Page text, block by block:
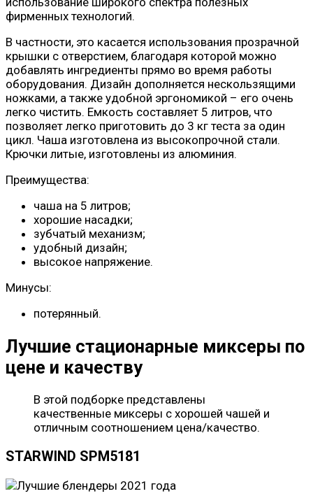
фирменных технологий.
В частности, это касается использования прозрачной
крышки с отверстием, благодаря которой можно
добавлять ингредиенты прямо во время работы
оборудования. Дизайн дополняется нескользящими
ножками, а также удобной эргономикой – его очень
легко чистить. Емкость составляет 5 литров, что
позволяет легко приготовить до 3 кг теста за один
цикл. Чаша изготовлена ​​из высокопрочной стали.
Крючки литые, изготовлены из алюминия.
Преимущества:
чаша на 5 литров;
хорошие насадки;
зубчатый механизм;
удобный дизайн;
высокое напряжение.
Минусы:
потерянный.
Лучшие стационарные миксеры по
цене и качеству
В этой подборке представлены
качественные миксеры с хорошей чашей и
отличным соотношением цена/качество.
STARWIND SPM5181